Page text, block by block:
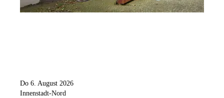
Do 6. August 2026
Innenstadt-Nord